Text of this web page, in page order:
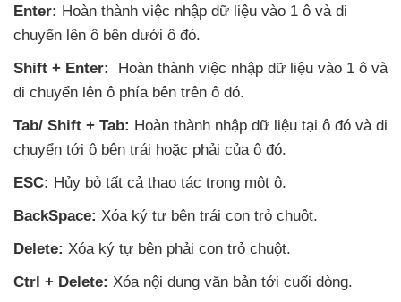
Enter: Hoàn thành việc nhập dữ liệu vào 1 ô và di
chuyển lên ô bên dưới ô đó.
Shift + Enter:
Hoàn thành việc nhập dữ liệu vào 1 ô và
di chuyển lên ô phía bên trên ô đó.
Tab/ Shift + Tab: Hoàn thành nhập dữ liệu tại ô đó và di
chuyển tới ô bên trái hoặc phải của ô đó.
ESC: Hủy bỏ tất cả thao tác trong một ô.
BackSpace: Xóa ký tự bên trái con trỏ chuột.
Delete: Xóa ký tự bên phải con trỏ chuột.
Ctrl + Delete: Xóa nội dung văn bản tới cuối dòng.